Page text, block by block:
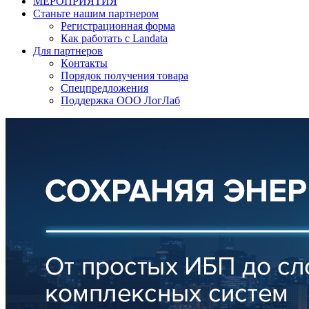
Станьте нашим партнером
Регистрационная форма
Как работать с Landata
Для партнеров
Кoнтaкты
Порядок получения товара
Спецпредложения
Поддержка ООО ЛогЛаб